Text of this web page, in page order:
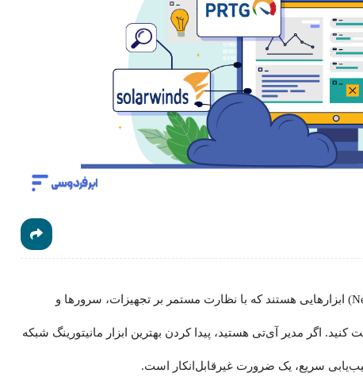
(Network Monitoring Software) ابزارهایی هستند که با نظارت مستمر بر تجهیزات، سرورها و
اگر مدیر آی‌تی هستید، پیدا کردن بهترین ابزار مانیتورینگ شبکه
سریع، یک ضرورت غیرقابل‌انکار است.